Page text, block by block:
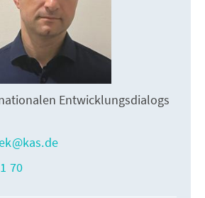
Entwicklungsdialogs
70